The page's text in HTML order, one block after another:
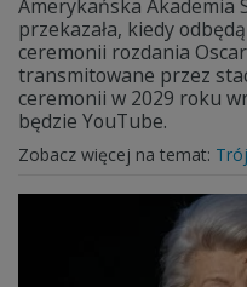
Amerykańska Akademia
przekazała, kiedy
ceremonii rozdania
transmitowane przez
ceremonii w 2029 roku
będzie YouTube.
Zobacz więcej na temat: